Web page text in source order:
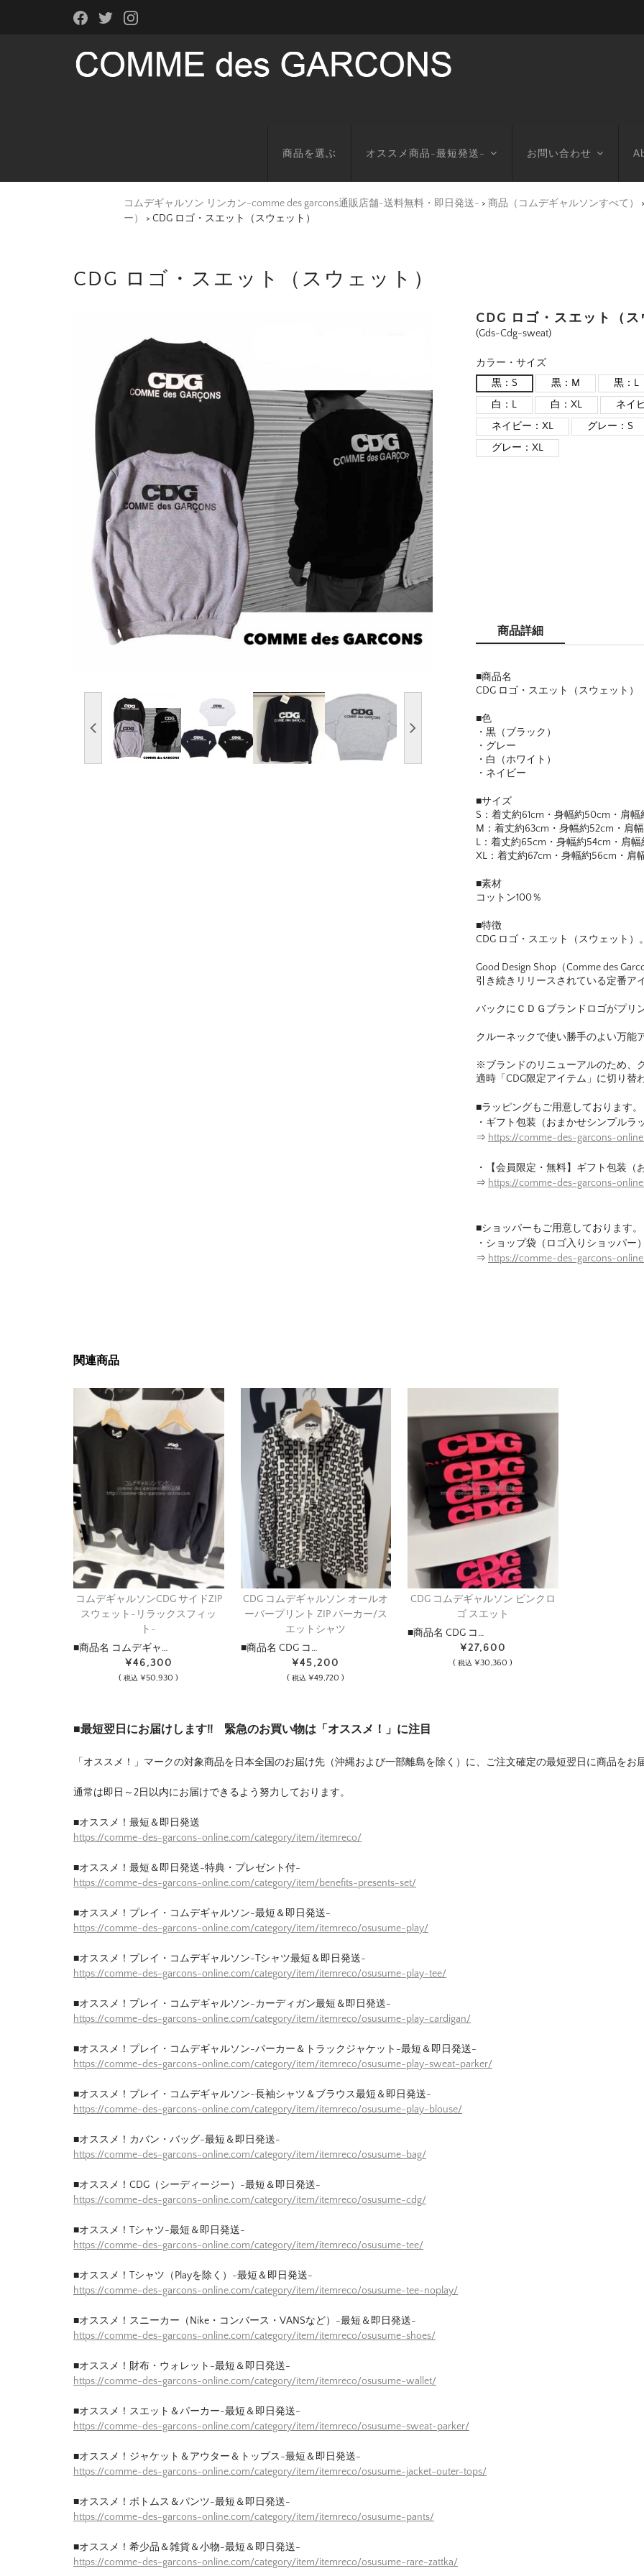
商品を選ぶ オススメ商品-最短発送- お問い合わせ
コムデギャルソン リンカン-comme des garcons通販店舗-送料無料・即日発送- > 商品（コムデギャルソンすべて） >
ー）
> CDG ロゴ・スエット（スウェット）
CDG ロゴ・スエット（スウェット）
CDG ロゴ・スエット（ス
(Gds-Cdg-sweat)
カラー・サイズ
黒：S
黒：M 黒：L
白：L
白：XL ネイ
ネイビー：XL
グレー：S
グレー：XL
商品詳細
■商品名
CDG ロゴ・スエット（スウェット）
■色
・黒（ブラック）
・グレー
・白（ホワイト）
・ネイビー
■サイズ
S：着丈約61cm・身幅約50cm・肩幅
M：着丈約63cm・身幅約52cm・肩
L：着丈約65cm・身幅約54cm・肩幅
XL：着丈約67cm・身幅約56cm・肩
■素材
コットン100％
■特徴
CDG ロゴ・スエット（スウェット）。
Good Design Shop（Comme des
引き続きリリースされている定番ア
バックにＣＤＧブランドロゴがプリ
クルーネックで使い勝手のよい万能
※ブランドのリニューアルのため、
適時「CDG限定アイテム」に切り替
■ラッピングもご用意しております。
・ギフト包装（おまかせシンプルラ
⇒ https://comme-des-garcons-
・【会員限定・無料】ギフト包装（
⇒ https://comme-des-garcons-
■ショッパーもご用意しております。
・ショップ袋（ロゴ入りショッパー）
⇒ https://comme-des-garcons-
関連商品
コムデギャルソンCDG サイドZIP
スウェット-リラックスフィッ
ト-
■商品名 コムデギャ…
¥46,300
(税込 ¥50,930 )
CDG コムデギャルソン オールオ
ーバープリント ZIP パーカー/ス
エットシャツ
■商品名 CDG コ…
¥45,200
(税込 ¥49,720 )
CDG コムデギャルソン ピンクロ
ゴ スエット
■商品名 CDG コ…
¥27,600
(税込 ¥30,360 )
■最短翌日にお届けします!! 緊急のお買い物は「オススメ！」に注目
「オススメ！」マークの対象商品を日本全国のお届け先（沖縄および一部離島を除く）に、ご注文確定の最短翌日に商品をお
通常は即日～2日以内にお届けできるよう努力しております。
■オススメ！最短＆即日発送
https://comme-des-garcons-online.com/category/item/itemreco/
■オススメ！最短＆即日発送-特典・プレゼント付-
https://comme-des-garcons-online.com/category/item/benefits-presents-set/
■オススメ！プレイ・コムデギャルソン-最短＆即日発送-
https://comme-des-garcons-online.com/category/item/itemreco/osusume-play/
■オススメ！プレイ・コムデギャルソン-Tシャツ最短＆即日発送-
https://comme-des-garcons-online.com/category/item/itemreco/osusume-play-tee/
■オススメ！プレイ・コムデギャルソン-カーディガン最短＆即日発送-
https://comme-des-garcons-online.com/category/item/itemreco/osusume-play-cardigan/
■オススメ！プレイ・コムデギャルソン-パーカー＆トラックジャケット-最短＆即日発送-
https://comme-des-garcons-online.com/category/item/itemreco/osusume-play-sweat-parker/
■オススメ！プレイ・コムデギャルソン-長袖シャツ＆ブラウス最短＆即日発送-
https://comme-des-garcons-online.com/category/item/itemreco/osusume-play-blouse/
■オススメ！カバン・バッグ-最短＆即日発送-
https://comme-des-garcons-online.com/category/item/itemreco/osusume-bag/
■オススメ！CDG（シーディージー）-最短＆即日発送-
https://comme-des-garcons-online.com/category/item/itemreco/osusume-cdg/
■オススメ！Tシャツ-最短＆即日発送-
https://comme-des-garcons-online.com/category/item/itemreco/osusume-tee/
■オススメ！Tシャツ（Playを除く）-最短＆即日発送-
https://comme-des-garcons-online.com/category/item/itemreco/osusume-tee-noplay/
■オススメ！スニーカー（Nike・コンバース・VANSなど）-最短＆即日発送-
https://comme-des-garcons-online.com/category/item/itemreco/osusume-shoes/
■オススメ！財布・ウォレット-最短＆即日発送-
https://comme-des-garcons-online.com/category/item/itemreco/osusume-wallet/
■オススメ！スエット＆パーカー-最短＆即日発送-
https://comme-des-garcons-online.com/category/item/itemreco/osusume-sweat-parker/
■オススメ！ジャケット＆アウター＆トップス-最短＆即日発送-
https://comme-des-garcons-online.com/category/item/itemreco/osusume-jacket-outer-tops/
■オススメ！ボトムス＆パンツ-最短＆即日発送-
https://comme-des-garcons-online.com/category/item/itemreco/osusume-pants/
■オススメ！希少品＆雑貨＆小物-最短＆即日発送-
https://comme-des-garcons-online.com/category/item/itemreco/osusume-rare-zattka/